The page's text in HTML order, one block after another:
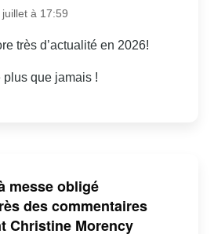
à 17:59
très d’actualité en 2026!
que jamais !
messe obligé
des commentaires
Christine Morency